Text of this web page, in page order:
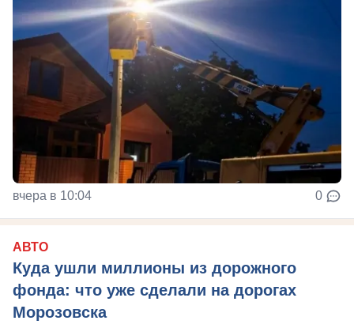
вчера в 10:04 0
АВТО
Куда ушли миллионы из дорожного
фонда: что уже сделали на дорогах
Морозовска